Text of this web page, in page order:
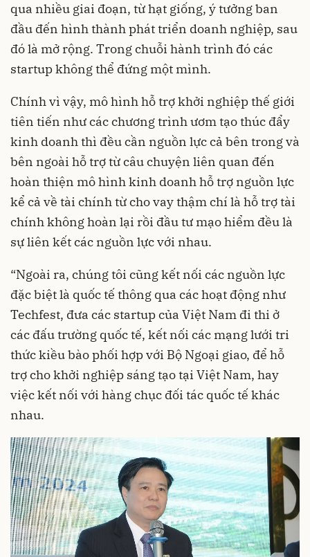
qua nhiều giai đoạn, từ hạt giống, ý tưởng ban
đầu đến hình thành phát triển doanh nghiệp, sau
đó là mở rộng. Trong chuỗi hành trình đó các
startup không thể đứng một mình.
Chính vì vậy, mô hình hỗ trợ khởi nghiệp thế giới
tiên tiến như các chương trình ươm tạo thúc đẩy
kinh doanh thì đều cần nguồn lực cả bên trong và
bên ngoài hỗ trợ từ câu chuyện liên quan đến
hoàn thiện mô hình kinh doanh hỗ trợ nguồn lực
kể cả về tài chính từ cho vay thậm chí là hỗ trợ tài
chính không hoàn lại rồi đầu tư mạo hiểm đều là
sự liên kết các nguồn lực với nhau.
“Ngoài ra, chúng tôi cũng kết nối các nguồn lực
đặc biệt là quốc tế thông qua các hoạt động như
Techfest, đưa các startup của Việt Nam đi thi ở
các đấu trường quốc tế, kết nối các mạng lưới tri
thức kiều bào phối hợp với Bộ Ngoại giao, để hỗ
trợ cho khởi nghiệp sáng tạo tại Việt Nam, hay
việc kết nối với hàng chục đối tác quốc tế khác
nhau.